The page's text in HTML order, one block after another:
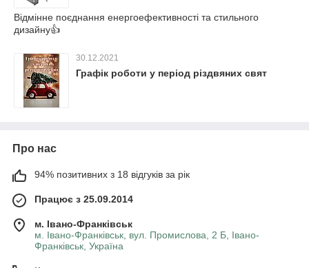
Відмінне поєднання енергоефективності та стильного
дизайну👍
30.12.2021
Графік роботи у період різдвяних свят
Про нас
94% позитивних з 18 відгуків за рік
Працює з 25.09.2014
м. Івано-Франківськ
м. Івано-Франківськ, вул. Промислова, 2 Б, Івано-
Франківськ, Україна